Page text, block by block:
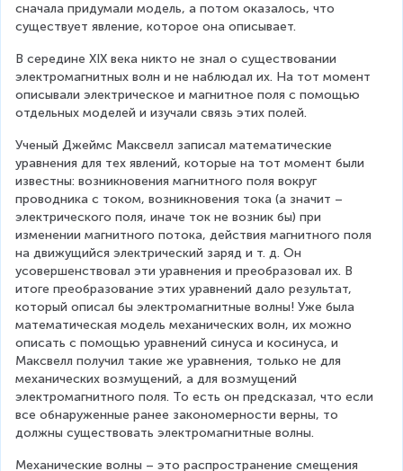
сначала придумали модель, а потом оказалось, что
существует явление, которое она описывает.
В середине XIX века никто не знал о существовании
электромагнитных волн и не наблюдал их. На тот момент
описывали электрическое и магнитное поля с помощью
отдельных моделей и изучали связь этих полей.
Ученый Джеймс Максвелл записал математические
уравнения для тех явлений, которые на тот момент были
известны: возникновения магнитного поля вокруг
проводника с током, возникновения тока (а значит –
электрического поля, иначе ток не возник бы) при
изменении магнитного потока, действия магнитного поля
на движущийся электрический заряд и т. д. Он
усовершенствовал эти уравнения и преобразовал их. В
итоге преобразование этих уравнений дало результат,
который описал бы электромагнитные волны! Уже была
математическая модель механических волн, их можно
описать с помощью уравнений синуса и косинуса, и
Максвелл получил такие же уравнения, только не для
механических возмущений, а для возмущений
электромагнитного поля. То есть он предсказал, что если
все обнаруженные ранее закономерности верны, то
должны существовать электромагнитные волны.
Механические волны – это распространение смещения